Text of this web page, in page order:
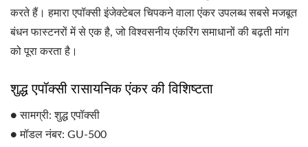
करते हैं। हमारा एपॉक्सी इंजेक्टेबल चिपकने वाला एंकर उपलब्ध सबसे मजबूत
बंधन फास्टनरों में से एक है, जो विश्वसनीय एंकरिंग समाधानों की बढ़ती मांग
को पूरा करता है।
शुद्ध एपॉक्सी रासायनिक एंकर की विशिष्टता
● सामग्री: शुद्ध एपॉक्सी
● मॉडल नंबर: GU-500